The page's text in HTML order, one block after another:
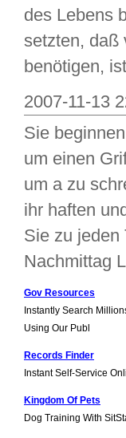
des Lebens
setzten, daß
benötigen,
2007-11-13
Sie
um einen
um a zu
ihr haften
Sie zu jeden
Nachmittag
Gov Resources
Instantly Search
Using Our Publ
Records Finder
Instant Self-Service
Kingdom Of Pets
Dog Training With